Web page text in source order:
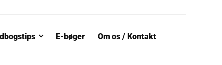
E-bøger Om os / Kontakt